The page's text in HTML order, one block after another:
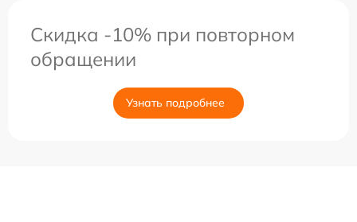
Скидка -10% при повторном
обращении
Узнать подробнее